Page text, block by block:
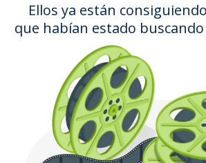
Ellos ya están
que habían estado